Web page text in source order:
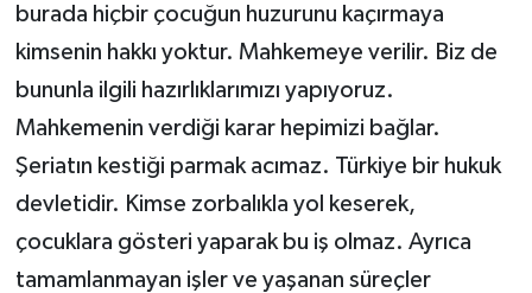
burada hiçbir çocuğun huzurunu kaçırmaya
kimsenin hakkı yoktur. Mahkemeye verilir. Biz de
bununla ilgili hazırlıklarımızı yapıyoruz.
Mahkemenin verdiği karar hepimizi bağlar.
Şeriatın kestiği parmak acımaz. Türkiye bir hukuk
devletidir. Kimse zorbalıkla yol keserek,
çocuklara gösteri yaparak bu iş olmaz. Ayrıca
tamamlanmayan işler ve yaşanan süreçler